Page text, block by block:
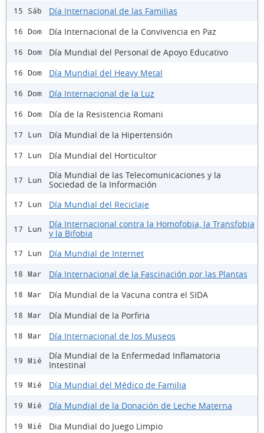
15 Sáb Día Internacional de las Familias
16 Dom Día Internacional de la Convivencia en Paz
16 Dom Día Mundial del Personal de Apoyo Educativo
16 Dom Día Mundial del Heavy Metal
16 Dom Día Internacional de la Luz
16 Dom Día de la Resistencia Romani
17 Lun Día Mundial de la Hipertensión
17 Lun Día Mundial del Horticultor
17 Lun
Día Mundial de las Telecomunicaciones y la
Sociedad de la Información
17 Lun Día Mundial del Reciclaje
17 Lun
Día Internacional contra la Homofobia, la Transfobia
y la Bifobia
17 Lun Día Mundial de Internet
18 Mar Día Internacional de la Fascinación por las Plantas
18 Mar Día Mundial de la Vacuna contra el SIDA
18 Mar Día Mundial de la Porfiria
18 Mar Día Internacional de los Museos
19 Mié
Día Mundial de la Enfermedad Inflamatoria
Intestinal
19 Mié Día Mundial del Médico de Familia
19 Mié Día Mundial de la Donación de Leche Materna
19 Mié Dia Mundial do Juego Limpio